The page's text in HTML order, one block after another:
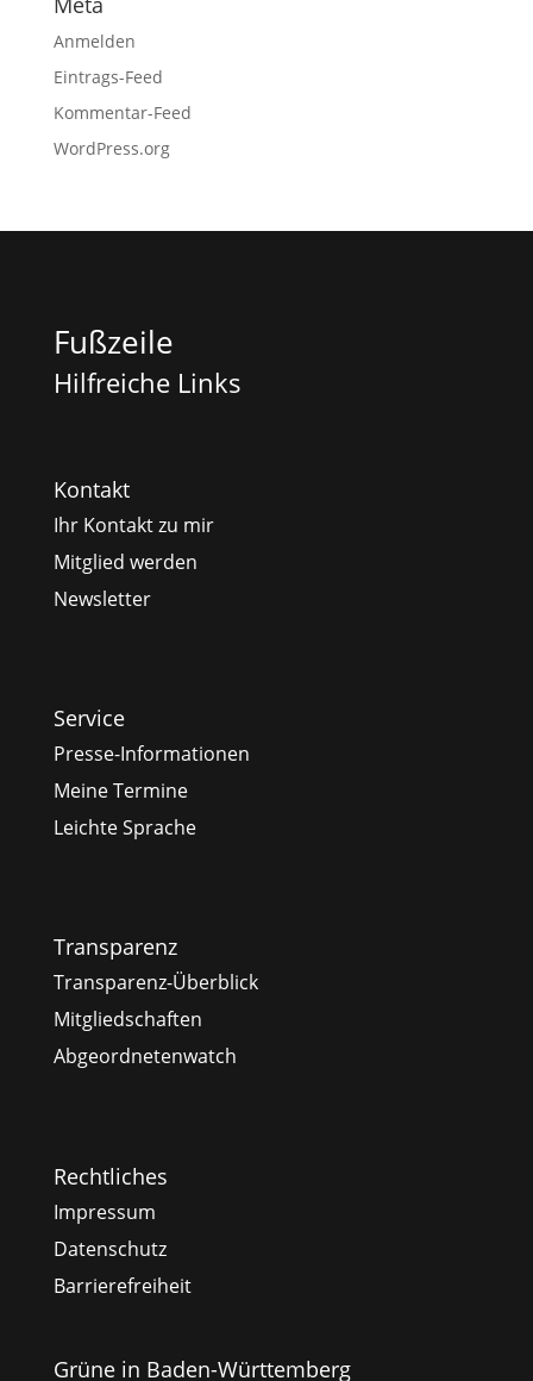
Anmelden
Eintrags-Feed
Kommentar-Feed
WordPress.org
Fußzeile
Hilfreiche Links
Kontakt
Ihr Kontakt zu mir
Mitglied werden
Newsletter
Service
Presse-Informationen
Meine Termine
Leichte Sprache
Transparenz
Transparenz-Überblick
Mitgliedschaften
Abgeordnetenwatch
Rechtliches
Impressum
Datenschutz
Barrierefreiheit
Grüne in Baden-Württemberg